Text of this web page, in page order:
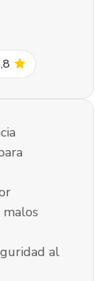
al
star